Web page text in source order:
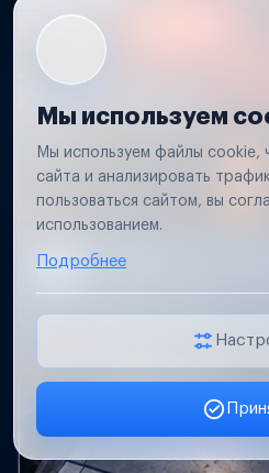
Не работает свет
Проверим проводку и
освещение прицепа.
Мы используем
Мы используем файлы cookie,
сайта и анализировать
пользоваться сайтом, вы
использованием.
Подробнее
Заявка